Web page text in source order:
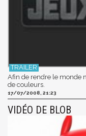
Afin de rendre le monde
de couleurs.
17/07/2008, 21:23
VIDÉO DE BLOB